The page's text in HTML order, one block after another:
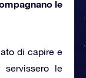
le
di capire e
le